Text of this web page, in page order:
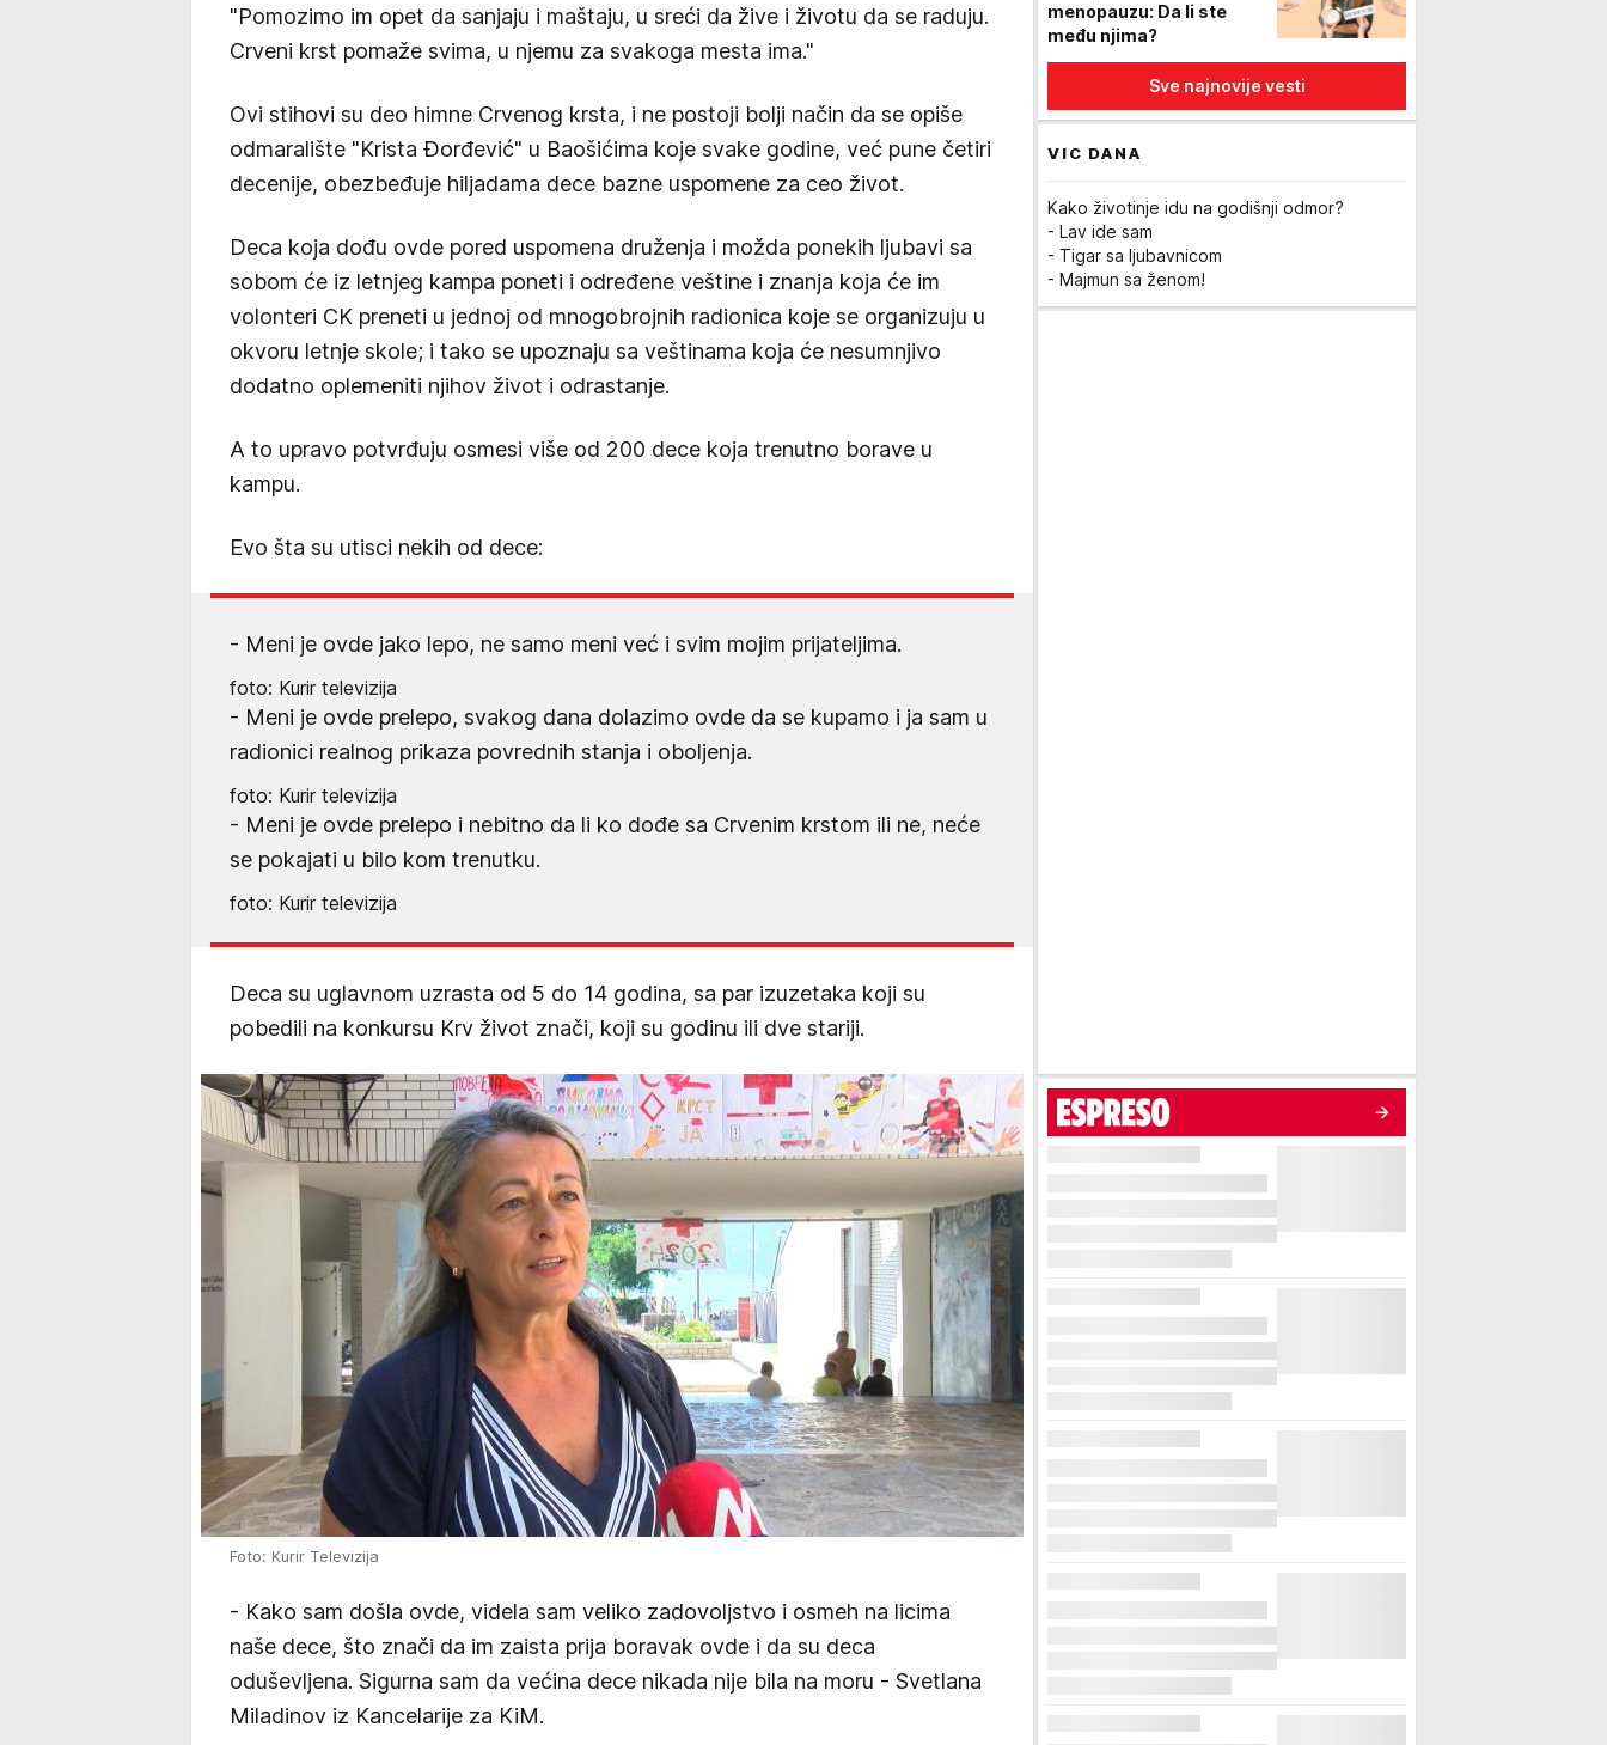
"Pomozimo im opet da sanjaju i maštaju, u sreći da žive i životu da se raduju.
Crveni krst pomaže svima, u njemu za svakoga mesta ima."
Ovi stihovi su deo himne Crvenog krsta, i ne postoji bolji način da se opiše
odmaralište "Krista Đorđević" u Baošićima koje svake godine, već pune četiri
decenije, obezbeđuje hiljadama dece bazne uspomene za ceo život.
Deca koja dođu ovde pored uspomena druženja i možda ponekih ljubavi sa
sobom će iz letnjeg kampa poneti i određene veštine i znanja koja će im
volonteri CK preneti u jednoj od mnogobrojnih radionica koje se organizuju u
okvoru letnje skole; i tako se upoznaju sa veštinama koja će nesumnjivo
dodatno oplemeniti njihov život i odrastanje.
A to upravo potvrđuju osmesi više od 200 dece koja trenutno borave u
kampu.
Evo šta su utisci nekih od dece:
- Meni je ovde jako lepo, ne samo meni već i svim mojim prijateljima.
foto: Kurir televizija
- Meni je ovde prelepo, svakog dana dolazimo ovde da se kupamo i ja sam u
radionici realnog prikaza povrednih stanja i oboljenja.
foto: Kurir televizija
- Meni je ovde prelepo i nebitno da li ko dođe sa Crvenim krstom ili ne, neće
se pokajati u bilo kom trenutku.
foto: Kurir televizija
Deca su uglavnom uzrasta od 5 do 14 godina, sa par izuzetaka koji su
pobedili na konkursu Krv život znači, koji su godinu ili dve stariji.
Foto: Kurir Televizija
- Kako sam došla ovde, videla sam veliko zadovoljstvo i osmeh na licima
naše dece, što znači da im zaista prija boravak ovde i da su deca
oduševljena. Sigurna sam da većina dece nikada nije bila na moru - Svetlana
Miladinov iz Kancelarije za KiM.
menopauzu: Da li ste
među njima?
Sve najnovije vesti
VIC DANA
Kako životinje idu na godišnji odmor?
- Lav ide sam
- Tigar sa ljubavnicom
- Majmun sa ženom!